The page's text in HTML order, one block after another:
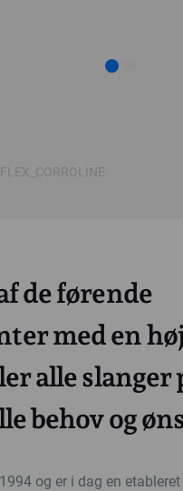
de førende
med en
alle slanger
behov og
og er i dag en